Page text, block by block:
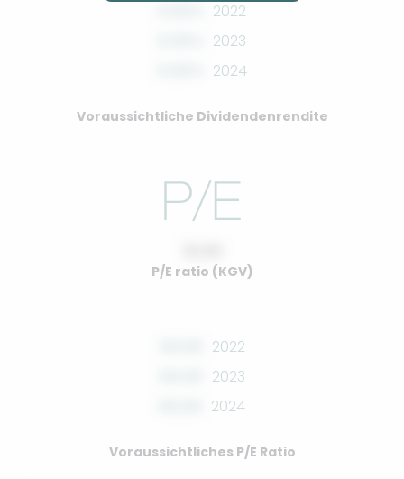
2022
2023
2024
Voraussichtliche Dividendenrendite
P/E ratio (KGV)
2022
2023
2024
Voraussichtliches P/E Ratio